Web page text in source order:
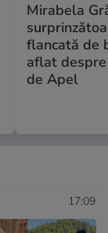
Mirabela
flancată de
aflat
de Apel
17:09